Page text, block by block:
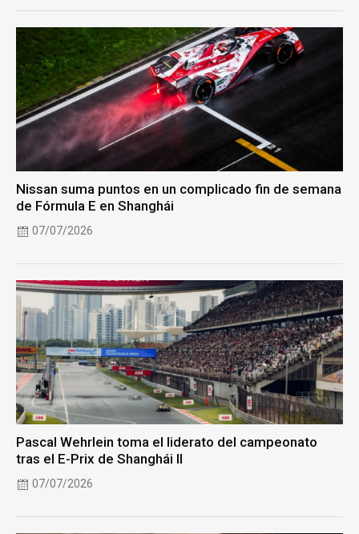
Nissan suma puntos en un complicado fin de semana
de Fórmula E en Shanghái
07/07/2026
Pascal Wehrlein toma el liderato del campeonato
tras el E-Prix de Shanghái II
07/07/2026